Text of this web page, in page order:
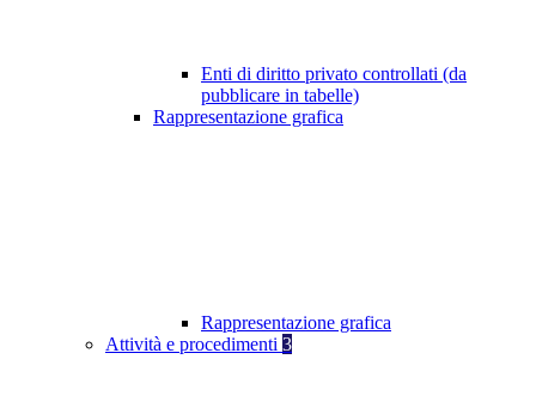
Enti di diritto privato controllati (da
pubblicare in tabelle)
Rappresentazione grafica
Rappresentazione grafica
Attività e procedimenti 3